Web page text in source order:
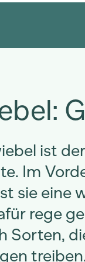
ist
Im
sie eine
rege
Sorten,